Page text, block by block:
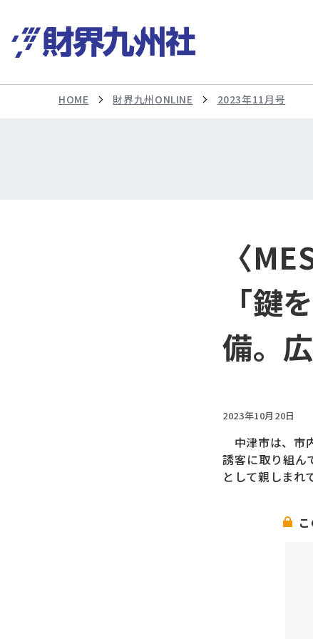
HOME 財界九州ONLINE 2023年11月号
〈
「鍵
備。
2023年10月20日
中津市は、市
誘客に取り組ん
として親しま